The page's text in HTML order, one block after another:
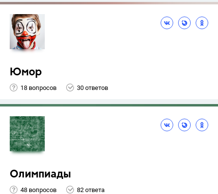
Юмор
18 вопросов 30 ответов
Олимпиады
48 вопросов 82 ответа